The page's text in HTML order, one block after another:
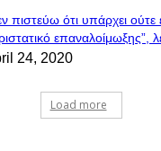
πιστεύω ότι υπάρχει ούτε
επαναλοίμωξης”,
24, 2020
Load more